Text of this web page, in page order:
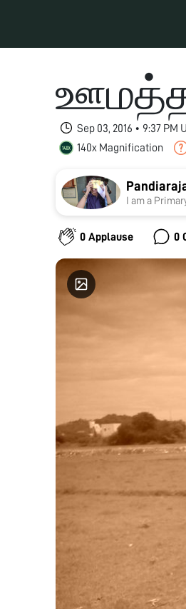
Sep 03, 2016 • 9:37 PM
140x Magnification
I am a
0 Applause 0